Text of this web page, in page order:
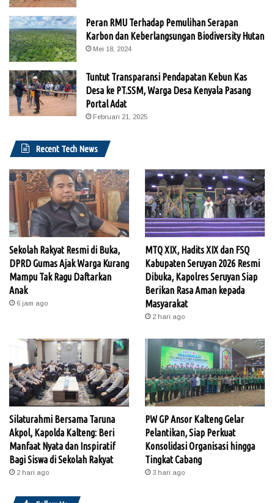
Peran RMU Terhadap Pemulihan Serapan
Karbon dan Keberlangsungan Biodiversity Hutan
Mei 18, 2024
Tuntut Transparansi Pendapatan Kebun Kas
Desa ke PT.SSM, Warga Desa Kenyala Pasang
Portal Adat
Februari 21, 2025
Recent Tech News
Sekolah Rakyat Resmi di Buka,
DPRD Gumas Ajak Warga Kurang
Mampu Tak Ragu Daftarkan
Anak
6 jam ago
MTQ XIX, Hadits XIX dan FSQ
Kabupaten Seruyan 2026 Resmi
Dibuka, Kapolres Seruyan Siap
Berikan Rasa Aman kepada
Masyarakat
2 hari ago
Silaturahmi Bersama Taruna
Akpol, Kapolda Kalteng: Beri
Manfaat Nyata dan Inspiratif
Bagi Siswa di Sekolah Rakyat
2 hari ago
PW GP Ansor Kalteng Gelar
Pelantikan, Siap Perkuat
Konsolidasi Organisasi hingga
Tingkat Cabang
3 hari ago